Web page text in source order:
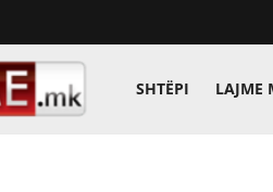
SHTËPI LAJME